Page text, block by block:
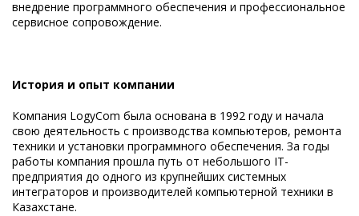
внедрение программного обеспечения и профессиональное
сервисное сопровождение.
История и опыт компании
Компания LogyCom была основана в 1992 году и начала
свою деятельность с производства компьютеров, ремонта
техники и установки программного обеспечения. За годы
работы компания прошла путь от небольшого IT-
предприятия до одного из крупнейших системных
интеграторов и производителей компьютерной техники в
Казахстане.